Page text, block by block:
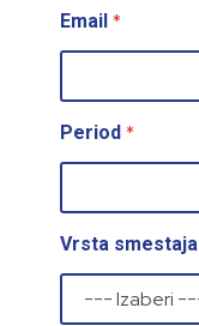
Email *
Period *
Vrsta smestaja